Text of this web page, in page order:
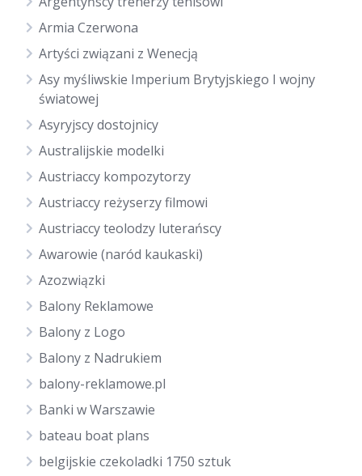
Armia Czerwona
Artyści związani z Wenecją
Asy myśliwskie Imperium Brytyjskiego I wojny
światowej
Asyryjscy dostojnicy
Australijskie modelki
Austriaccy kompozytorzy
Austriaccy reżyserzy filmowi
Austriaccy teolodzy luterańscy
Awarowie (naród kaukaski)
Azozwiązki
Balony Reklamowe
Balony z Logo
Balony z Nadrukiem
balony-reklamowe.pl
Banki w Warszawie
bateau boat plans
belgijskie czekoladki 1750 sztuk